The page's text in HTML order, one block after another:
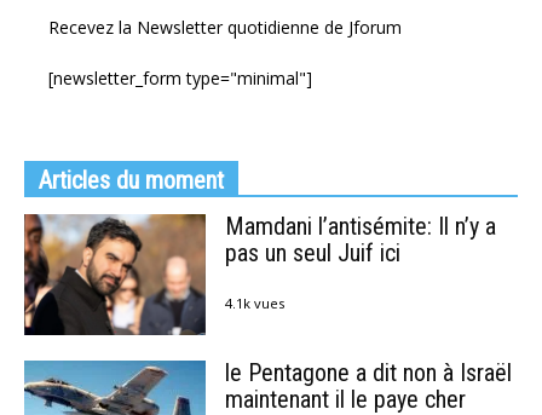
Recevez la Newsletter quotidienne de Jforum
[newsletter_form type="minimal"]
Articles du moment
Mamdani l’antisémite: Il n’y a
pas un seul Juif ici
4.1k vues
le Pentagone a dit non à Israël
maintenant il le paye cher